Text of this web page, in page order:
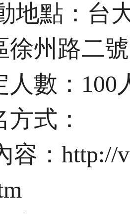
地點：台
徐州路二
人數：100
式：
容：http://